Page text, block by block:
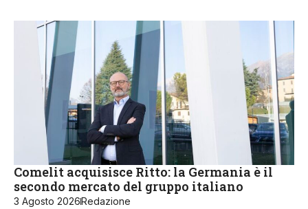
Comelit acquisisce Ritto: la Germania è il
secondo mercato del gruppo italiano
3 Agosto 2026Redazione